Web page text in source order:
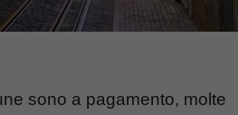
sono a pagamento, molte